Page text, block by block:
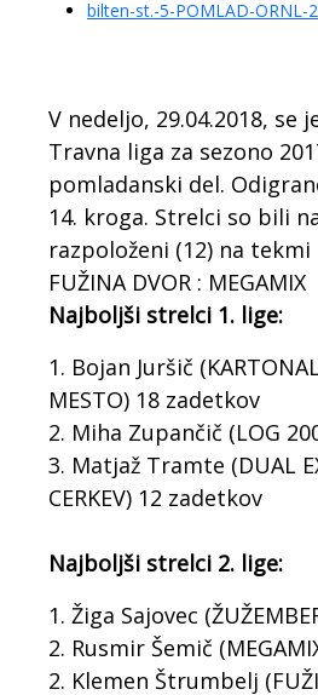
bilten-st.-5-POMLAD-ORNL-
V nedeljo, 29.04.2018, se
Travna liga za sezono
pomladanski del.
14. kroga. Strelci so bili
razpoloženi (12) na
FUŽINA DVOR : MEGAMIX
Najboljši strelci 1. lige:
1. Bojan Juršič
MESTO) 18 zadetkov
2. Miha Zupančič (LOG
3. Matjaž Tramte (DUAL
CERKEV) 12 zadetkov
Najboljši strelci 2. lige:
1. Žiga Sajovec
2. Rusmir Šemič
2. Klemen Štrumbelj